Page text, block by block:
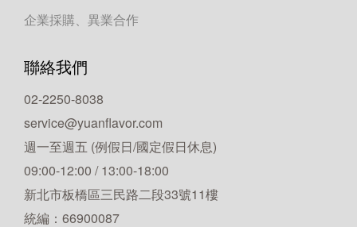
企業採購、異業合作
聯絡我們
02-2250-8038
service@yuanflavor.com
週一至週五 (例假日/國定假日休息)
09:00-12:00 / 13:00-18:00
新北市板橋區三民路二段33號11樓
統編：66900087